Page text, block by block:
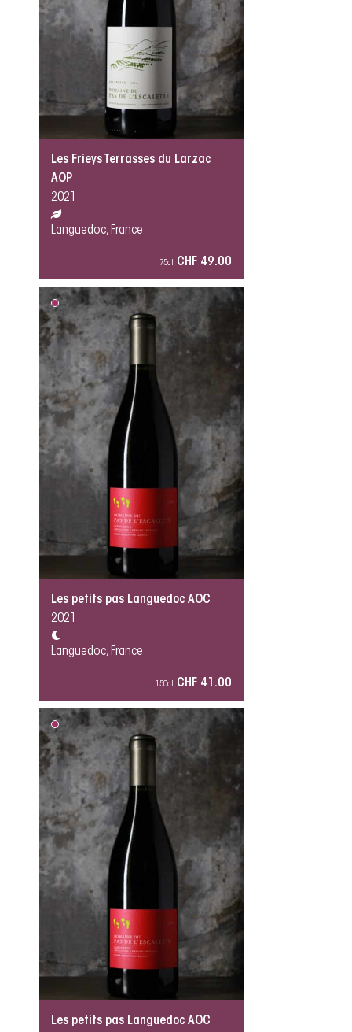
Les Frieys Terrasses du Larzac
AOP
2021
Languedoc, France
75cl CHF 49.00
Les petits pas Languedoc AOC
2021
Languedoc, France
150cl CHF 41.00
Les petits pas Languedoc AOC